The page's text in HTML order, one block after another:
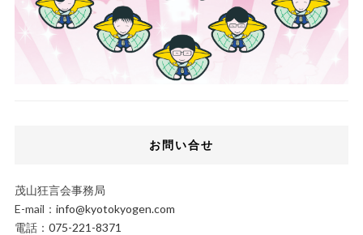
お問い合せ
茂山狂言会事務局
E-mail： info@kyotokyogen.com
電話： 075-221-8371